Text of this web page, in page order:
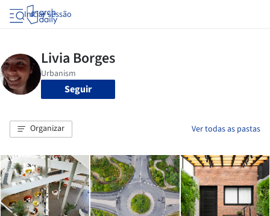
Iniciar sessão
Seguir
Organizar Ver todas as pastas